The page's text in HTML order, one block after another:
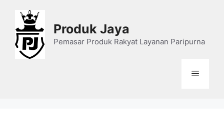
content
Produk Jaya
Pemasar Produk Rakyat Layanan Paripurna
Menu